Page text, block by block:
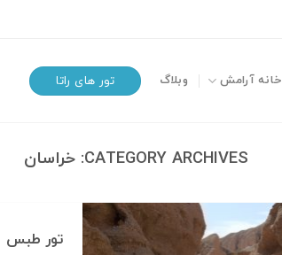
خانه آرامش وبلاگ تور های راتا
CATEGORY ARCHIVES: خراسان
تور طبس